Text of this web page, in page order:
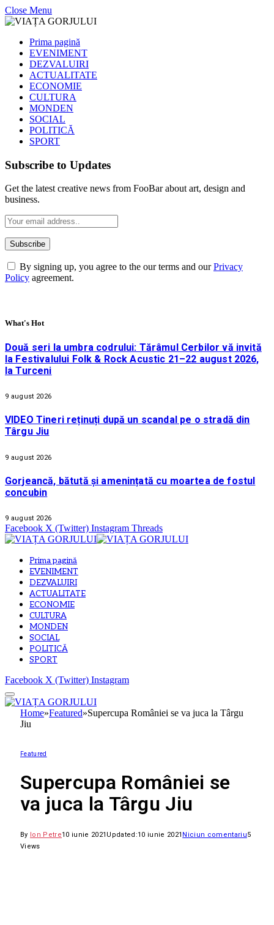
Close Menu
Prima pagină
EVENIMENT
DEZVALUIRI
ACTUALITATE
ECONOMIE
CULTURA
MONDEN
SOCIAL
POLITICĂ
SPORT
Subscribe to Updates
Get the latest creative news from FooBar about art, design and
business.
By signing up, you agree to the our terms and ourPrivacy
Policy agreement.
What's Hot
Două seri la umbra codrului: Tărâmul Cerbilor vă invită
la Festivalului Folk & Rock Acustic 21–22 august 2026,
la Turceni
9 august 2026
VIDEO Tineri reținuți după un scandal pe o stradă din
Târgu Jiu
9 august 2026
Gorjeancă, bătută și amenințată cu moartea de fostul
concubin
9 august 2026
Facebook X (Twitter) Instagram Threads
Prima pagină
EVENIMENT
DEZVALUIRI
ACTUALITATE
ECONOMIE
CULTURA
MONDEN
SOCIAL
POLITICĂ
SPORT
Facebook X (Twitter) Instagram
Home»Featured»Supercupa României se va juca la Târgu
Jiu
Featured
Supercupa României se
va juca la Târgu Jiu
By Ion Petre10 iunie 2021 Updated:10 iunie 2021 Niciun comentariu5
Views